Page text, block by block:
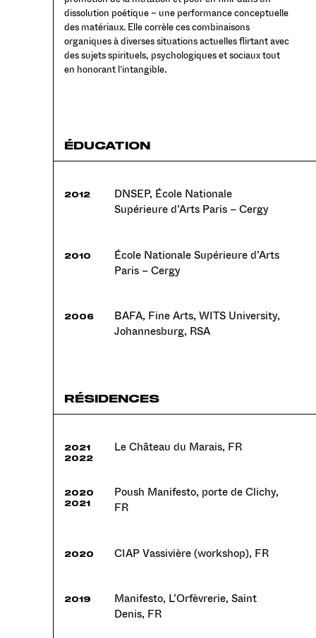
dissolution poétique – une performance conceptuelle
des matériaux. Elle corrèle ces combinaisons
organiques à diverses situations actuelles flirtant avec
des sujets spirituels, psychologiques et sociaux tout
en honorant l’intangible.
ÉDUCATION
2012
DNSEP, École Nationale
Supérieure d’Arts Paris – Cergy
2010
École Nationale Supérieure d’Arts
Paris – Cergy
2006
BAFA, Fine Arts, WITS University,
Johannesburg, RSA
RÉSIDENCES
2021
2022
Le Château du Marais, FR
2020
2021
Poush Manifesto, porte de Clichy,
FR
2020 CIAP Vassivière (workshop), FR
2019
Manifesto, L’Orfèvrerie, Saint
Denis, FR